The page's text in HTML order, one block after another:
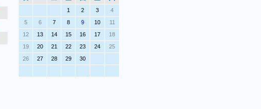
1 2 3
4
5
6 7 8 9 10
11
12
13 14 15 16 17
18
19
20 21 22 23 24
25
26
27 28 29 30